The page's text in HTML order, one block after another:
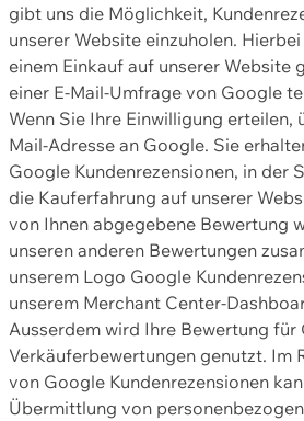
gibt uns die Möglichkeit,
unserer Website einzuholen.
einem Einkauf auf unserer Website
einer E-Mail-Umfrage von Google
Wenn Sie Ihre Einwilligung erteilen,
Mail-Adresse an Google. Sie
Google Kundenrezensionen, in der
die Kauferfahrung auf unserer
von Ihnen abgegebene Bewertung
unseren anderen Bewertungen
unserem Logo Google
unserem Merchant Center-
Ausserdem wird Ihre Bewertung für
Verkäuferbewertungen genutzt. Im
von Google Kundenrezensionen
Übermittlung von